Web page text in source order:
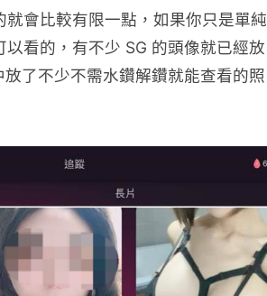
會比較有限一點，如果你只是單純
看的，有不少 SG 的頭像就已經放
了不少不需水鑽解鑽就能查看的照